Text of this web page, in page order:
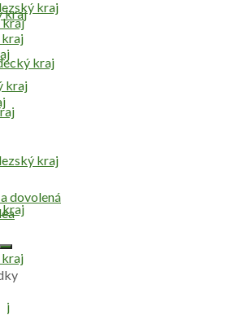
kraj
kraj
kraj
kraj
kraj
kraj
kraj
dovolená